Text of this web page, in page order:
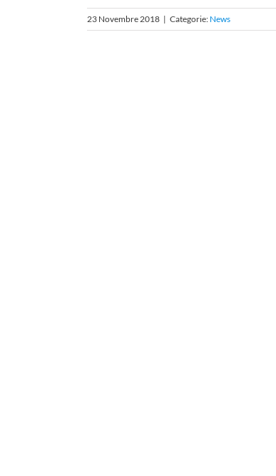
23 Novembre 2018 | Categorie: News